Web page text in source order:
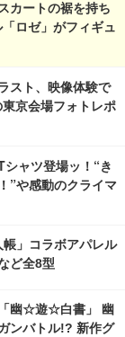
カートの裾を持ち
ロゼ」がフィギュ
スト、映像体験で
京会場フォトレポ
シャツ登場ッ！“き
”や感動のクライマ
」コラボアパレル
ど全8型
「幽☆遊☆白書」 幽
ンバトル!? 新作グ